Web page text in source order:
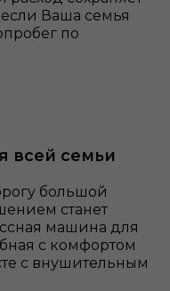
Ваша семья
по
всей семьи
большой
станет
машина для
с комфортом
с внушительным